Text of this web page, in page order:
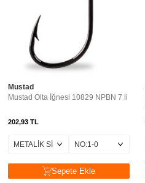
Mustad
Mustad Olta İğnesi 10829 NPBN 7 li
202,93 TL
Sepete Ekle